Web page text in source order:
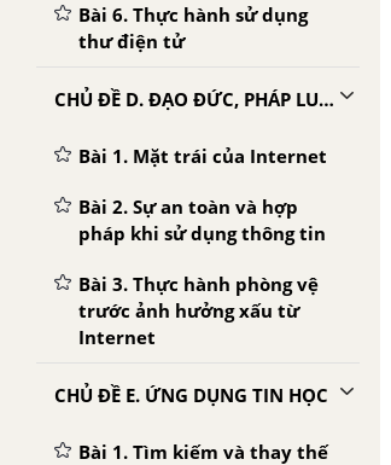
Bài 6. Thực hành sử dụng
thư điện tử
CHỦ ĐỀ D. ĐẠO ĐỨC, PHÁP LUẬT VÀ VĂN HÓA TRONG MÔI TRƯỜNG SỐ
Bài 1. Mặt trái của Internet
Bài 2. Sự an toàn và hợp
pháp khi sử dụng thông tin
Bài 3. Thực hành phòng vệ
trước ảnh hưởng xấu từ
Internet
CHỦ ĐỀ E. ỨNG DỤNG TIN HỌC
Bài 1. Tìm kiếm và thay thế